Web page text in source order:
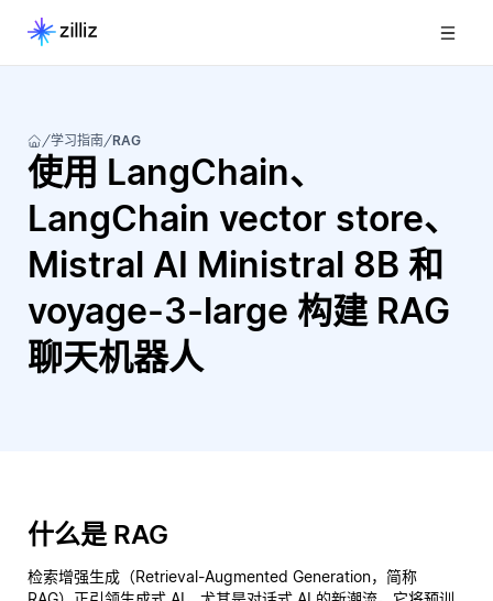
学习指南 RAG
使用 LangChain、
LangChain vector store、
Mistral AI Ministral 8B 和
voyage-3-large 构建 RAG
聊天机器人
什么是 RAG
检索增强生成（Retrieval-Augmented Generation，简称